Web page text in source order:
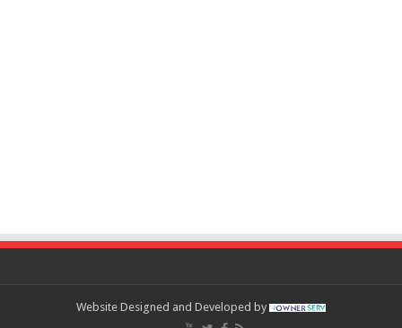
Website Designed and Developed by